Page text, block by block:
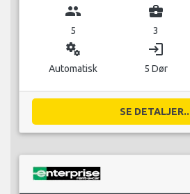
group
5
business_center
3
miscellaneous_services
Automatisk
login
5 Dør
SE